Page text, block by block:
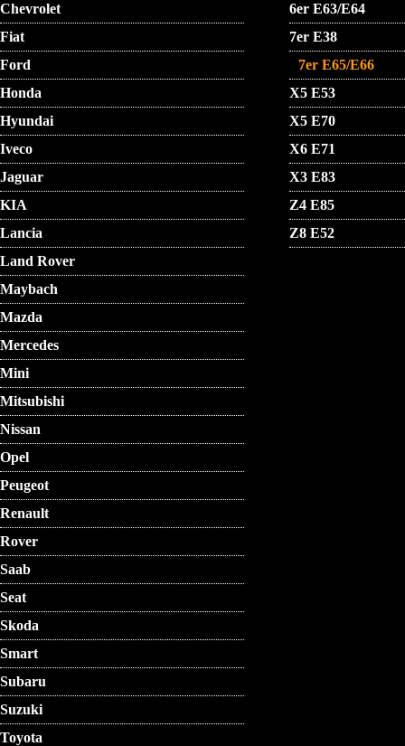
Chevrolet
Fiat
Ford
Honda
Hyundai
Iveco
Jaguar
KIA
Lancia
Land Rover
Maybach
Mazda
Mercedes
Mini
Mitsubishi
Nissan
Opel
Peugeot
Renault
Rover
Saab
Seat
Skoda
Smart
Subaru
Suzuki
Toyota
6er E63/E64
7er E38
7er E65/E66
X5 E53
X5 E70
X6 E71
X3 E83
Z4 E85
Z8 E52